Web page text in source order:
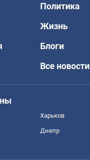
Политика
Жизнь
Блоги
Все новости
Харьков
Днепр